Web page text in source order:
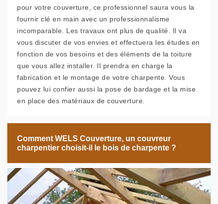
pour votre couverture, ce professionnel saura vous la
fournir clé en main avec un professionnalisme
incomparable. Les travaux ont plus de qualité. Il va
vous discuter de vos envies et effectuera les études en
fonction de vos besoins et des éléments de la toiture
que vous allez installer. Il prendra en charge la
fabrication et le montage de votre charpente. Vous
pouvez lui confier aussi la pose de bardage et la mise
en place des matériaux de couverture.
Comment WELS Couverture, un couvreur
charpentier choisit-il le bois de charpente ?